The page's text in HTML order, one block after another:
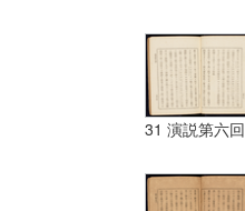
31 演説第六回